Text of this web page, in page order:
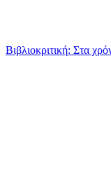
Βιβλιοκριτική: Στα